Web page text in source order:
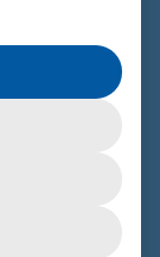
alle
versendet